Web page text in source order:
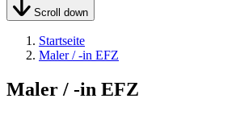
Scroll down
Startseite
Maler / -in EFZ
Maler / -in EFZ